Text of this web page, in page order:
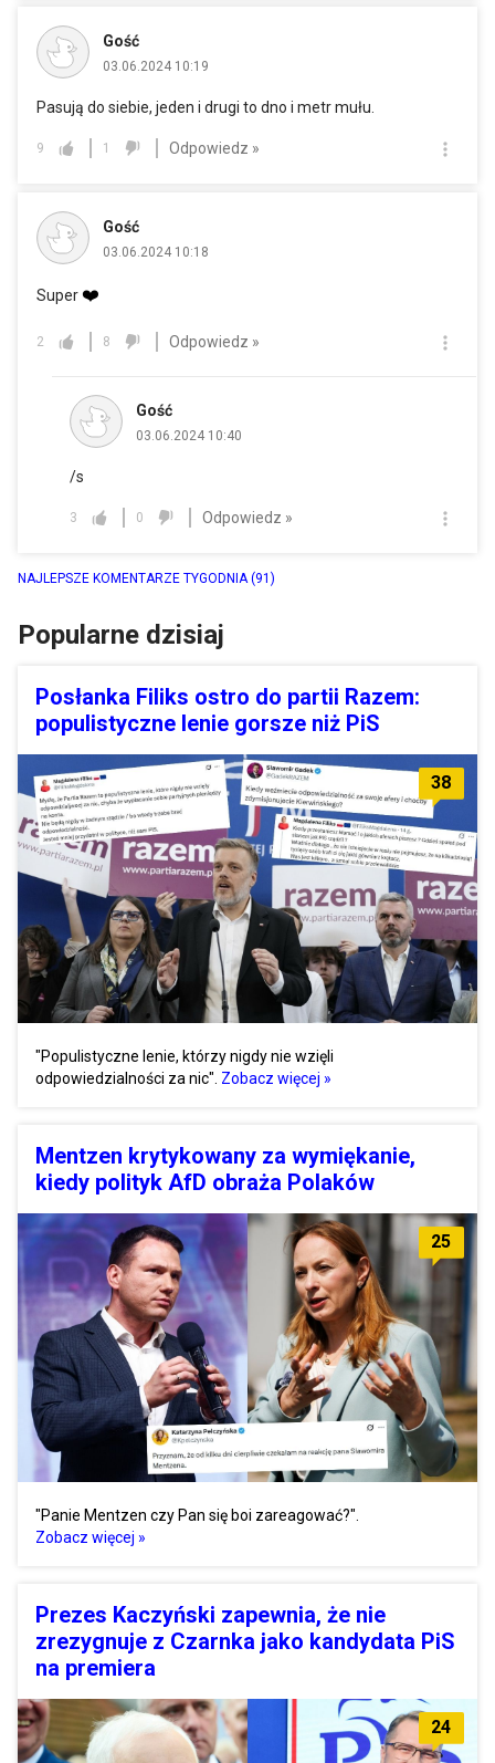
Gość
03.06.2024 10:19
Pasują do siebie, jeden i drugi to dno i metr mułu.
9 1 Odpowiedz »
Gość
03.06.2024 10:18
Super ❤️
2 8 Odpowiedz »
Gość
03.06.2024 10:40
/s
3 0 Odpowiedz »
NAJLEPSZE KOMENTARZE TYGODNIA(91)
Popularne dzisiaj
Posłanka Filiks ostro do partii Razem:
populistyczne lenie gorsze niż PiS
38
"Populistyczne lenie, którzy nigdy nie wzięli
odpowiedzialności za nic". Zobacz więcej »
Mentzen krytykowany za wymiękanie,
kiedy polityk AfD obraża Polaków
25
"Panie Mentzen czy Pan się boi zareagować?".
Zobacz więcej »
Prezes Kaczyński zapewnia, że nie
zrezygnuje z Czarnka jako kandydata PiS
na premiera
24